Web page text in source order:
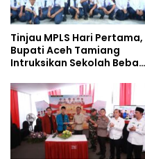
Tinjau MPLS Hari Pertama,
Bupati Aceh Tamiang
Intruksikan Sekolah Bebas